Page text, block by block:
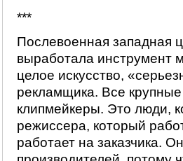
***
Послевоенная западная
выработала инструмент
целое искусство,
рекламщика. Все
клипмейкеры. Это люди,
режиссера, который
работает на заказчика.